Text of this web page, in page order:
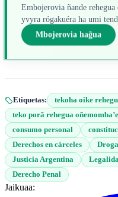
Embojerovia ñande
yvyra rógakuéra ha umi
Mbojerovia hag̃ua
Etiquetas:
tekoha oike
teko porã rehegua
consumo personal
Derechos en cárceles
Justicia Argentina
Derecho Penal
Jaikuaa: